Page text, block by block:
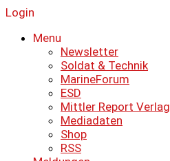
Login
Menu
Newsletter
Soldat & Technik
MarineForum
ESD
Mittler Report Verlag
Mediadaten
Shop
RSS